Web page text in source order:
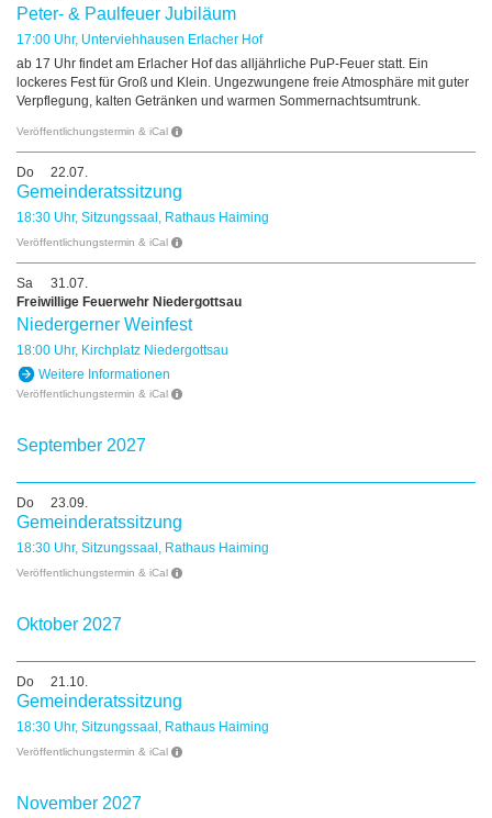
Peter- & Paulfeuer Jubiläum
17:00 Uhr, Unterviehhausen Erlacher Hof
ab 17 Uhr findet am Erlacher Hof das alljährliche PuP-Feuer statt. Ein
lockeres Fest für Groß und Klein. Ungezwungene freie Atmosphäre mit guter
Verpflegung, kalten Getränken und warmen Sommernachtsumtrunk.
Veröffentlichungstermin & iCal
Do 22.07.
Gemeinderatssitzung
18:30 Uhr, Sitzungssaal, Rathaus Haiming
Veröffentlichungstermin & iCal
Sa
31.07.
Freiwillige Feuerwehr Niedergottsau
Niedergerner Weinfest
18:00 Uhr, Kirchplatz Niedergottsau
Weitere Informationen
Veröffentlichungstermin & iCal
September 2027
Do 23.09.
Gemeinderatssitzung
18:30 Uhr, Sitzungssaal, Rathaus Haiming
Veröffentlichungstermin & iCal
Oktober 2027
Do 21.10.
Gemeinderatssitzung
18:30 Uhr, Sitzungssaal, Rathaus Haiming
Veröffentlichungstermin & iCal
November 2027